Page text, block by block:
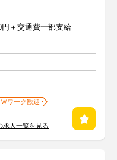
＋交通費一部支給
ワーク歓迎
人一覧を見る